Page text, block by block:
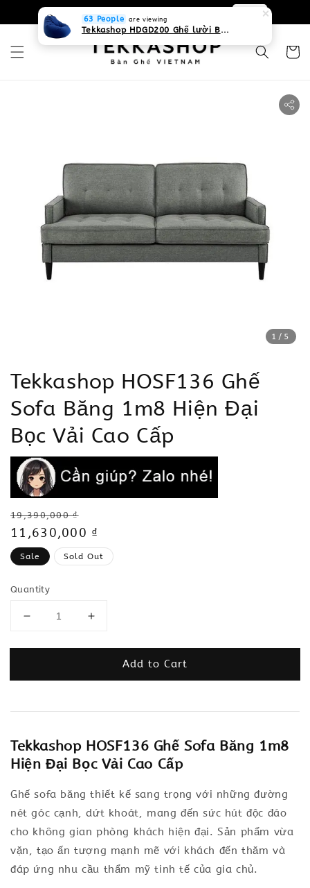
0931268840 Liên hệ với chúng tôi
1 /5
Tekkashop HOSF136 Ghế
Sofa Băng 1m8 Hiện Đại
Bọc Vải Cao Cấp
Regular
price
19,390,000 ₫
Sale
price
11,630,000 ₫
Sale Sold Out
Quantity
Add to Cart
Tekkashop HOSF136 Ghế Sofa Băng 1m8
Hiện Đại Bọc Vải Cao Cấp
Ghế sofa băng thiết kế sang trọng với những đường
nét góc cạnh, dứt khoát, mang đến sức hút độc đáo
cho không gian phòng khách hiện đại. Sản phẩm vừa
vặn, tạo ấn tượng mạnh mẽ với khách đến thăm và
đáp ứng nhu cầu thẩm mỹ tinh tế của gia chủ.
63 People are viewing
Tekkashop HDGD200 Ghế lười Beanbag form truyền thống, chất liệu Olefin canvas kháng nước, màu xanh biển, có thể sử dụng trong nhà và cả ngoài trời, có quai xách